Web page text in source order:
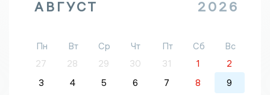
АВГУСТ 2026
Пн Вт Ср Чт Пт Сб
Вс
27
28 29 30 31 1
2
3
4 5 6 7 8
9